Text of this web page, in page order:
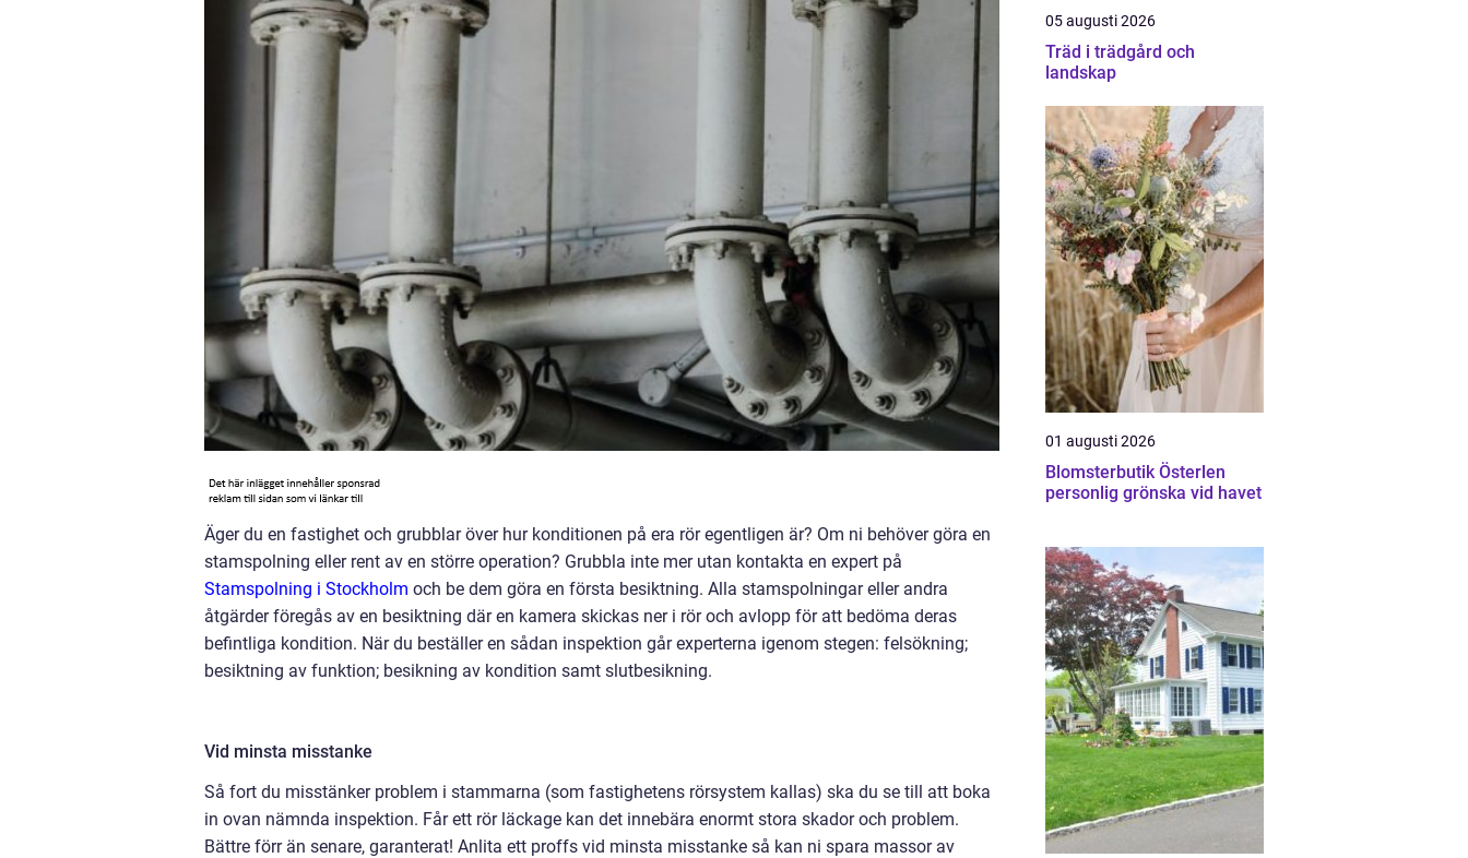
Äger du en fastighet och grubblar över hur konditionen på era rör egentligen är? Om ni behöver göra en
stamspolning eller rent av en större operation? Grubbla inte mer utan kontakta en expert på
Stamspolning i Stockholm och be dem göra en första besiktning. Alla stamspolningar eller andra
åtgärder föregås av en besiktning där en kamera skickas ner i rör och avlopp för att bedöma deras
befintliga kondition. När du beställer en sådan inspektion går experterna igenom stegen: felsökning;
besiktning av funktion; besikning av kondition samt slutbesikning.
Vid minsta misstanke
Så fort du misstänker problem i stammarna (som fastighetens rörsystem kallas) ska du se till att boka
in ovan nämnda inspektion. Får ett rör läckage kan det innebära enormt stora skador och problem.
Bättre förr än senare, garanterat! Anlita ett proffs vid minsta misstanke så kan ni spara massor av
05 augusti 2026
Träd i trädgård och
landskap
01 augusti 2026
Blomsterbutik Österlen
personlig grönska vid havet